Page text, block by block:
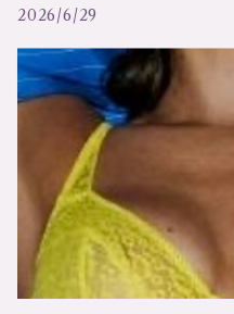
オスカリート
キアラ フィオリーニ
メゾンクローズ
ツインセット
ハンロ
セーター
ベスト
スリーインワン（ビスチェ）
ルームウェア
ハーネス
2026/6/29